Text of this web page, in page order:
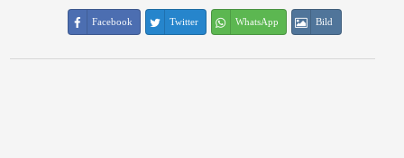
Facebook Twitter WhatsApp Bild